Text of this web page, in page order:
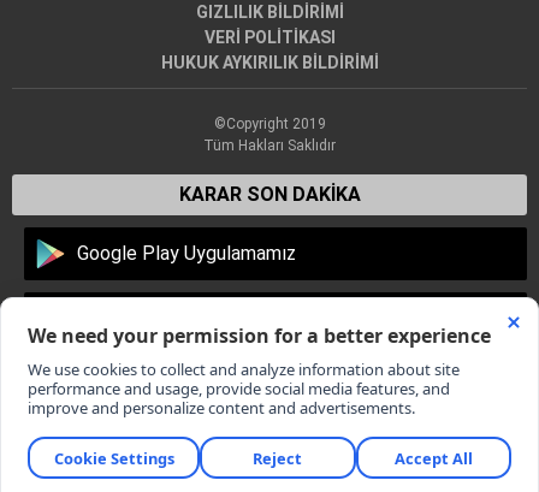
GIZLILIK BİLDİRİMİ
VERİ POLİTİKASI
HUKUK AYKIRILIK BİLDİRİMİ
©Copyright 2019
Tüm Hakları Saklıdır
KARAR SON DAKİKA
Google Play Uygulamamız
Dünyadan en son haberler, Türkiye'den son dakika gelişmeleri,
günün öne çıkan gündem haberleri, dünya ekonomi
piyasalarından flaş haberler, en yeni spor haberleri ve magazin